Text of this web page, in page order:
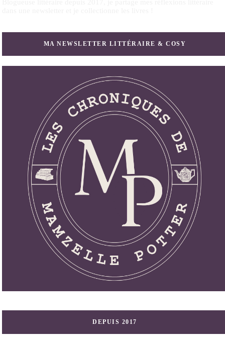
MA NEWSLETTER LITTÉRAIRE & COSY
DEPUIS 2017